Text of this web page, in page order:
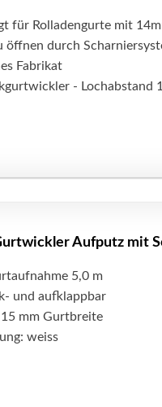
für Rolladengurte mit
öffnen durch
Fabrikat
- Lochabstand
Aufputz mit
5,0 m
und aufklappbar
15 mm Gurtbreite
weiss